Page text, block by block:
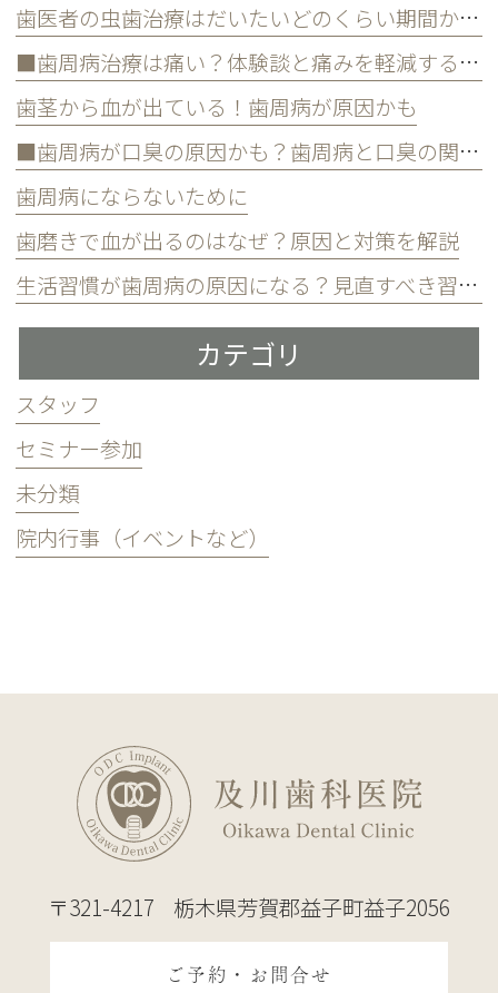
歯医者の虫歯治療はだいたいどのくらい期間かかる？
■歯周病治療は痛い？体験談と痛みを軽減する方法
歯茎から血が出ている！歯周病が原因かも
■歯周病が口臭の原因かも？歯周病と口臭の関係について
歯周病にならないために
歯磨きで血が出るのはなぜ？原因と対策を解説
生活習慣が歯周病の原因になる？見直すべき習慣とは？
カテゴリ
スタッフ
セミナー参加
未分類
院内行事（イベントなど）
〒321-4217 栃木県芳賀郡益子町益子2056
ご予約・お問合せ